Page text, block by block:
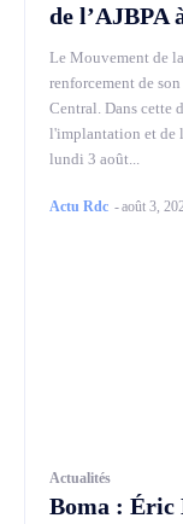
de l’AJBPA
Le Mouvement de
renforcement de
Central. Dans cette
l'implantation et de
lundi 3 août...
Actu Rdc -août 3,
Actualités
Boma : Éric